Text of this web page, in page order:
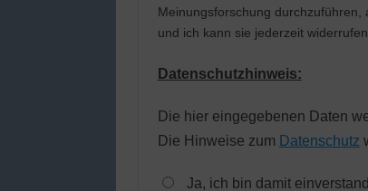
Meinungsforschung durchzuführen,
und ich kann sie jederzeit
Datenschutzhinweis:
Die hier eingegebenen Daten
Die Hinweise zum Datenschutz
Ja, ich bin damit